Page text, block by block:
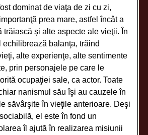
dominat de viaţa de zi cu zi,
prea mare, astfel încât a
trăiască şi alte aspecte ale vieţii. În
echilibrează balanţa, trăind
alte experienţe, alte sentimente
prin personajele pe care le
ocupaţiei sale, ca actor. Toate
nanismul său îşi au cauzele în
săvârşite în vieţile anterioare. Deşi
el este în fond un
îl ajută în realizarea misiunii